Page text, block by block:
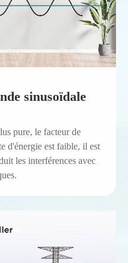
sinusoïdale
pure, le facteur de
d'énergie est faible, il est
les interférences avec